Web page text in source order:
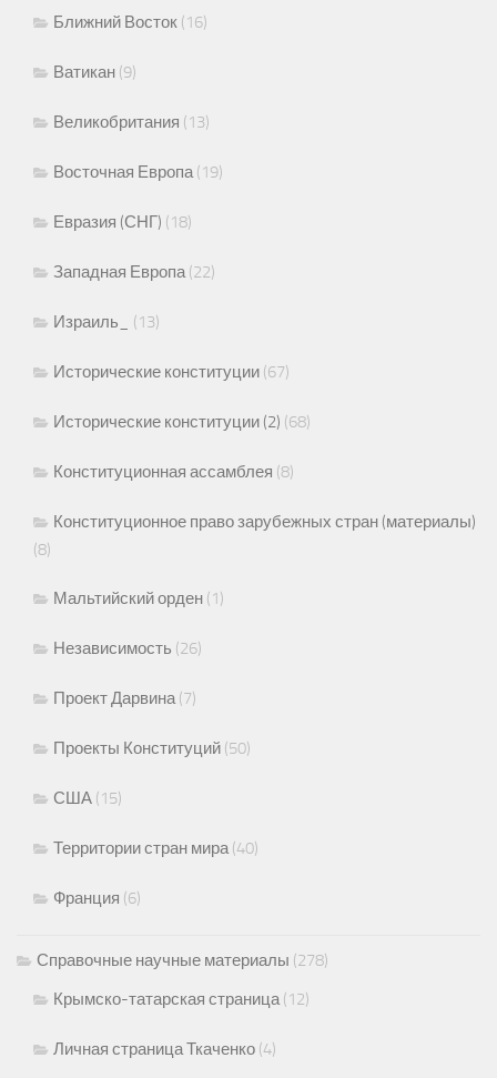
Ближний Восток (16)
Ватикан (9)
Великобритания (13)
Восточная Европа(19)
Евразия (СНГ) (18)
Западная Европа(22)
Израиль_ (13)
Исторические конституции (67)
Исторические конституции (2) (68)
Конституционная ассамблея (8)
Конституционное право зарубежных стран (материалы)
(8)
Мальтийский орден (1)
Независимость (26)
Проект Дарвина(7)
Проекты Конституций (50)
США (15)
Территории стран мира(40)
Франция (6)
Справочные научные материалы (278)
Крымско-татарская страница(12)
Личная страница Ткаченко (4)